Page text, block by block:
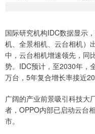
国际研究机构IDC数据显示
机、全景相机、云台相机）
中，云台相机增速领先，同
势。IDC预计，至2030年，
万台，5年复合增长率接近
广阔的产业前景吸引科技大
者，OPPO内部已启动云台
市。